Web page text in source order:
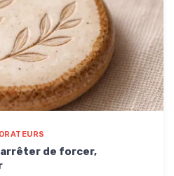
arrêter de forcer,